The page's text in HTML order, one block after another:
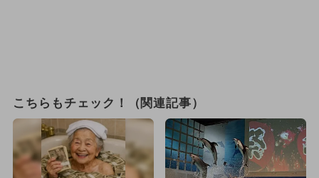
こちらもチェック！（関連記事）